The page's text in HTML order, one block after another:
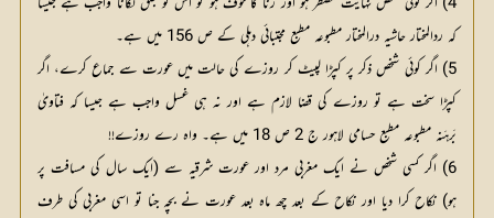
کہ ردالمختار حاشیہ درالمختار مطبوعہ مطبع مجتبائی دہلی کے ص 156 میں ہے۔
5) اگر کوئی شخص ذکر پر کپڑا لپیٹ کر روزے کی حالت میں عورت سے جماع کرے، اگر
کپڑا سخت ہے تو روزے کی قضا لازم ہے اور نہ ہی غسل واجب ہے جیسا کہ فتاویٰ
بَرہَنہ مطبوعہ مطبع حسامی لاہور ج 2 ص 18 میں ہے۔ واہ رے روزے!!
6) اگر کسی شخص نے ایک مغربی مرد اور عورت شرقیہ سے (ایک سال کی مسافت پر
ہو) نکاح کرا دیا اور نکاح کے بعد چھ ماہ بعد عورت نے بچہ جنا تو اسی مغربی کی طرف